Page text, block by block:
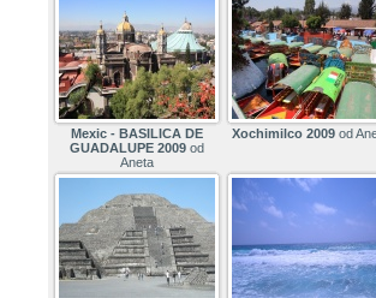
Mexic - BASILICA DE
GUADALUPE 2009 od
Aneta
Xochimilco 2009od